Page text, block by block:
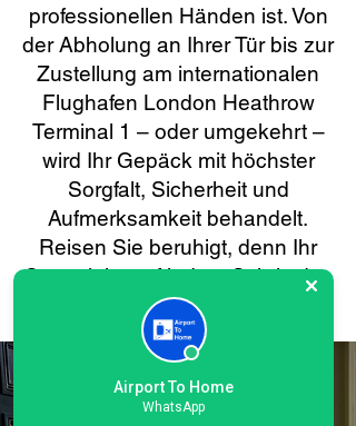
professionellen Händen ist. Von
der Abholung an Ihrer Tür bis zur
Zustellung am internationalen
Flughafen London Heathrow
Terminal 1 – oder umgekehrt –
wird Ihr Gepäck mit höchster
Sorgfalt, Sicherheit und
Aufmerksamkeit behandelt.
Reisen Sie beruhigt, denn Ihr
Gepäck ist auf jedem Schritt des
Weges in guten Händen.
Airport To Home
WhatsApp